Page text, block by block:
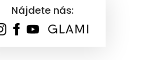
Nájdete nás: